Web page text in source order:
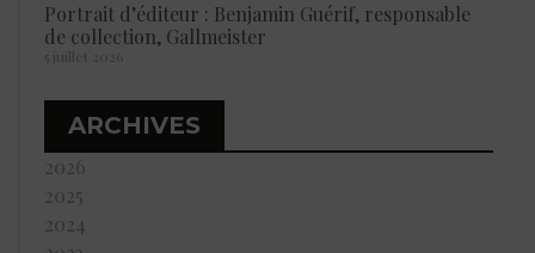
Portrait d’éditeur : Benjamin Guérif, responsable
de collection, Gallmeister
5 juillet 2026
ARCHIVES
2026
2025
2024